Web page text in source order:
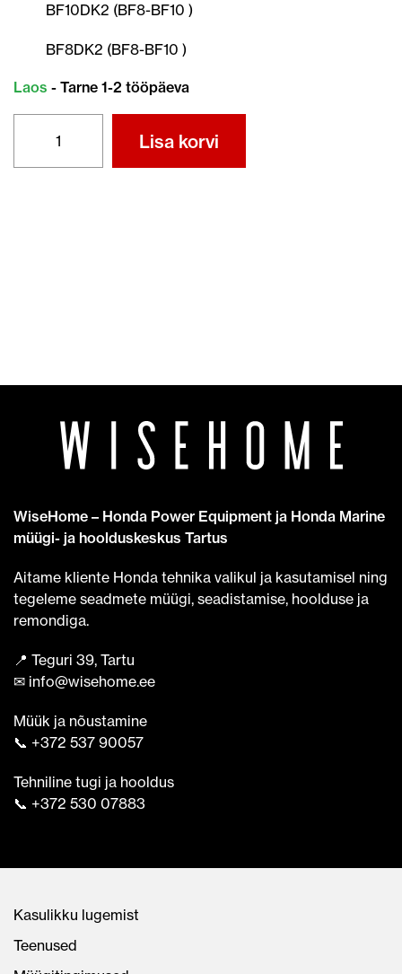
BF10DK2 (BF8-BF10 )
BF8DK2 (BF8-BF10 )
Laos - Tarne 1-2 tööpäeva
LÜLITI
Lisa korvi
WiseHome – Honda Power Equipment ja Honda Marine
müügi- ja hoolduskeskus Tartus
Aitame kliente Honda tehnika valikul ja kasutamisel ning
tegeleme seadmete müügi, seadistamise, hoolduse ja
remondiga.
📍 Teguri 39, Tartu
✉ info@wisehome.ee
Müük ja nõustamine
📞 +372 537 90057
Tehniline tugi ja hooldus
📞 +372 530 07883
Kasulikku lugemist
Teenused